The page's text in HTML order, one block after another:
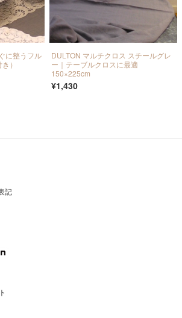
に整うフル
）
DULTON マルチクロス スチールグレ
ー｜テーブルクロスに最適
150×225cm
¥1,430
記